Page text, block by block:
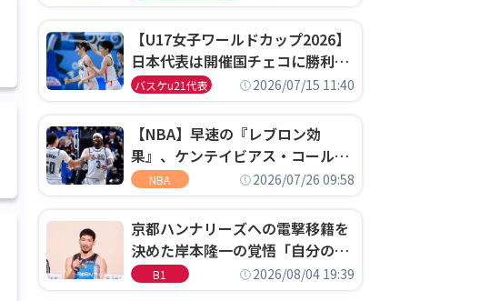
【U17女子ワールドカップ2026】
日本代表は開催国チェコに勝利し
て予選グループ3連勝で首位通
決定
バスケu21代表 2026/07/15 11:40
【NBA】早速の『レブロン効
果』、ケンテイビアス・コールド
ウェル・ポープがセブンティシク
NBA 2026/07/26 09:58
京都ハンナリーズへの電撃移籍を
決めた岸本隆一の覚悟「自分のエ
ゴというちっぽけなことのため
B1 2026/08/04 19:39